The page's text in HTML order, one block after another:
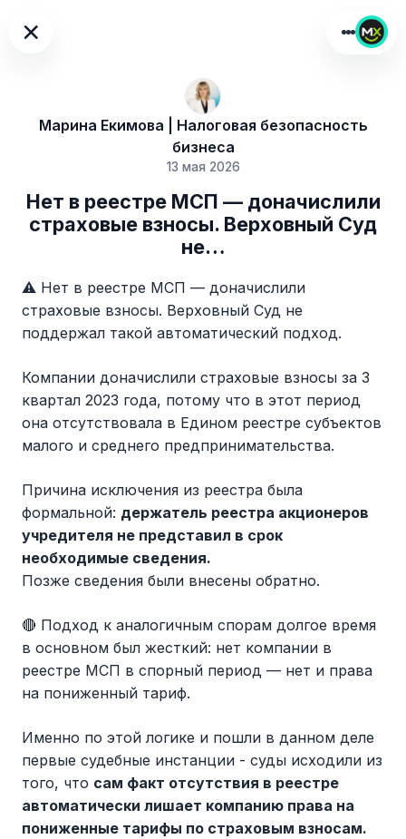
×
Марина Екимова | Налоговая безопасность
бизнеса
13 мая 2026
Нет в реестре МСП — доначислили
страховые взносы. Верховный Суд
не…
⚠️ Нет в реестре МСП — доначислили
страховые взносы. Верховный Суд не
поддержал такой автоматический подход.
Компании доначислили страховые взносы за 3
квартал 2023 года, потому что в этот период
она отсутствовала в Едином реестре субъектов
малого и среднего предпринимательства.
Причина исключения из реестра была
формальной: держатель реестра акционеров
учредителя не представил в срок
необходимые сведения.
Позже сведения были внесены обратно.
🔴 Подход к аналогичным спорам долгое время
в основном был жесткий: нет компании в
реестре МСП в спорный период — нет и права
на пониженный тариф.
Именно по этой логике и пошли в данном деле
первые судебные инстанции - суды исходили из
того, что сам факт отсутствия в реестре
автоматически лишает компанию права на
пониженные тарифы по страховым взносам.